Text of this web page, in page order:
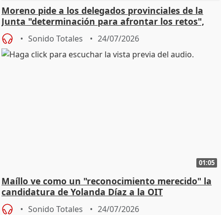
Moreno pide a los delegados provinciales de la
Junta "determinación para afrontar los retos",
diálog
Sonido Totales 24/07/2026
01:05
Maíllo ve como un "reconocimiento merecido" la
candidatura de Yolanda Díaz a la OIT
Sonido Totales 24/07/2026